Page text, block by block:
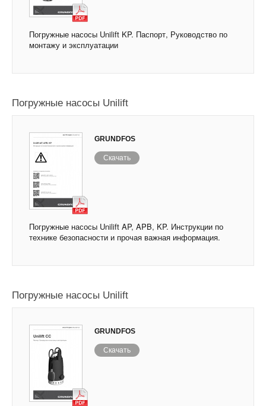
Погружные насосы Unilift KP. Паспорт, Руководство по
монтажу и эксплуатации
Погружные насосы Unilift
GRUNDFOS
Скачать
Погружные насосы Unilift AP, APB, KP. Инструкции по
технике безопасности и прочая важная информация.
Погружные насосы Unilift
GRUNDFOS
Скачать